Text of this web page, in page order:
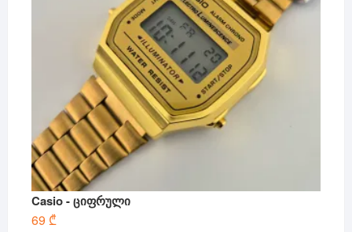
Casio - ციფრული
69 ₾